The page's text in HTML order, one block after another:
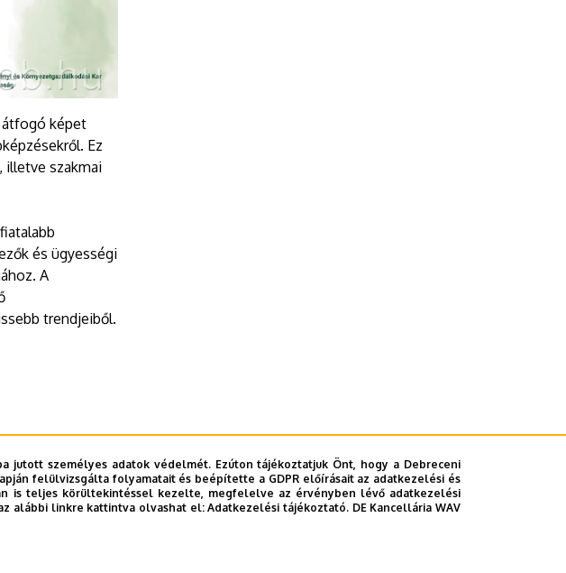
átfogó képet
Ez
illetve szakmai
és ügyességi
A
trendjeiből.
Vásár - program
személyes adatok védelmét. Ezúton tájékoztatjuk Önt, hogy a Debreceni
felülvizsgálta folyamatait és beépítette a GDPR előírásait az adatkezelési és
is teljes körültekintéssel kezelte, megfelelve az érvényben lévő adatkezelési
alábbi linkre kattintva olvashat el:Adatkezelési tájékoztató. DE Kancellária WAV